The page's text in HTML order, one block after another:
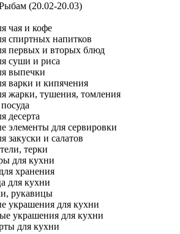
(20.02-20.03)
чая и кофе
спиртных напитков
первых и вторых блюд
суши и риса
выпечки
варки и кипячения
жарки, тушения, томления
десерта
элементы для сервировки
закуски и салатов
терки
для кухни
хранения
для кухни
рукавицы
украшения для кухни
украшения для кухни
для кухни